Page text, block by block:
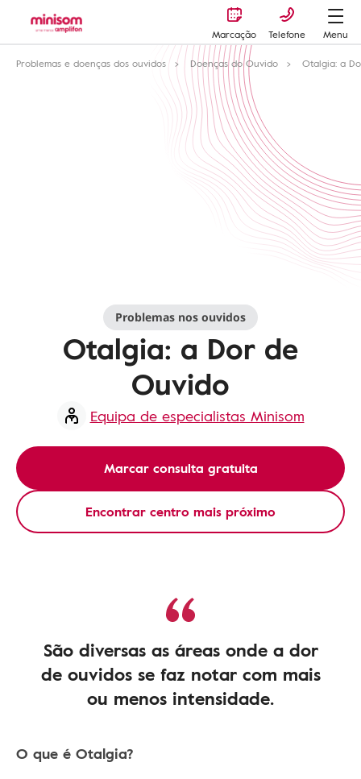
Marcação Telefone
Menu
Problemas e doenças dos ouvidos
Doenças do Ouvido Otalgia: a
Problemas nos ouvidos
Otalgia: a Dor de
Ouvido
Equipa de especialistas Minisom
Marcar consulta gratuita
Encontrar centro mais próximo
São diversas as áreas onde a dor
de ouvidos se faz notar com mais
ou menos intensidade.
O que é Otalgia?